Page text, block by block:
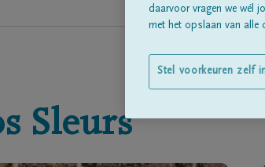
Sleurs
daarvoor vragen we wél
met het opslaan van alle
Stel voorkeuren zelf